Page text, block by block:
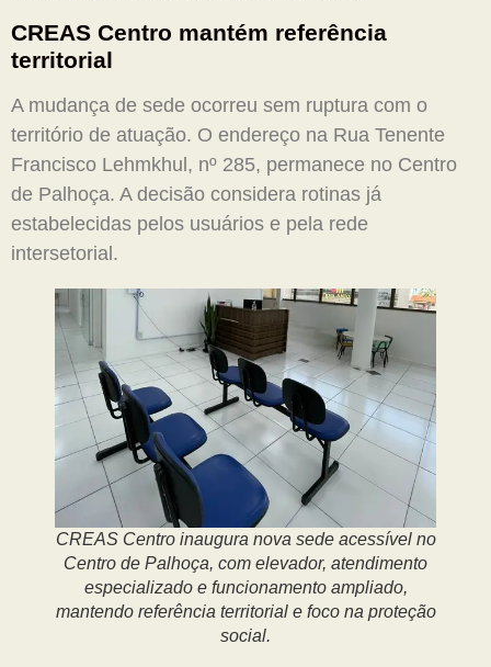
CREAS Centro mantém referência
territorial
A mudança de sede ocorreu sem ruptura com o
território de atuação. O endereço na Rua Tenente
Francisco Lehmkhul, nº 285, permanece no Centro
de Palhoça. A decisão considera rotinas já
estabelecidas pelos usuários e pela rede
intersetorial.
CREAS Centro inaugura nova sede acessível no
Centro de Palhoça, com elevador, atendimento
especializado e funcionamento ampliado,
mantendo referência territorial e foco na proteção
social.